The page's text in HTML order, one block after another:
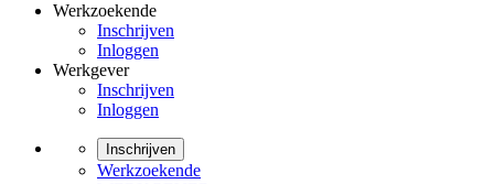
Werkzoekende
Inschrijven
Inloggen
Werkgever
Inschrijven
Inloggen
Inschrijven
Werkzoekende